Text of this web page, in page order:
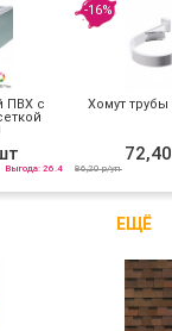
ПВХ с
Выгода: 26.4
-16%
Хомут трубы
86,20 р/уп
ЕЩЁ